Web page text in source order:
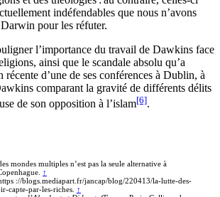
indéfendables que nous n’avons
pour les réfuter.
l’importance du travail de Dawkins face
ainsi que le scandale absolu qu’a
récente d’une de ses conférences à Dublin, à
comparant la gravité de différents délits
de son opposition à l’islam[6].
mondes multiples n’est pas la seule alternative à
↑
://blogs.mediapart.fr/jancap/blog/220413/la-lutte-des-
capte-par-les-riches. ↑